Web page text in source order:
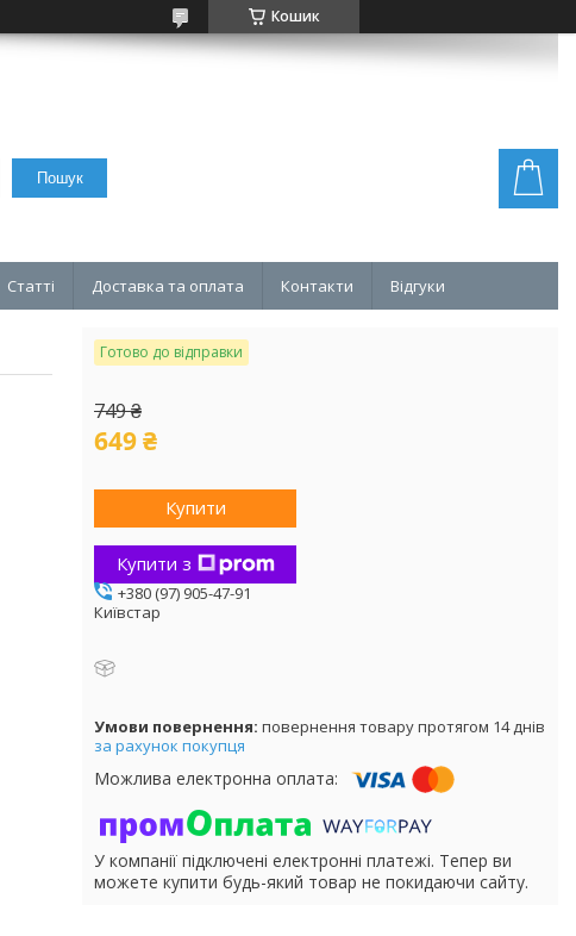
Кошик
Пошук
Статті Доставка та оплата Контакти Відгуки
Готово до відправки
749 ₴
649 ₴
Купити
Купити з
+380 (97) 905-47-91
Київстар
повернення товару протягом 14 днів
за рахунок покупця
У компанії підключені електронні платежі. Тепер ви
можете купити будь-який товар не покидаючи сайту.